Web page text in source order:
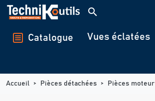
Panneau de gestion des cookies
search
Catalogue Vues éclatées
Accueil Pièces détachées Pièces moteur